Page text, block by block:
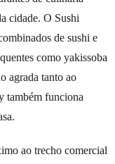
cidade. O Sushi
de sushi e
como yakissoba
agrada tanto ao
também funciona
ao trecho comercial